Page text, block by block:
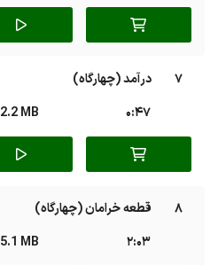
7
درآمد (چهارگاه)
0:47
2.2 MB
8
قطعه خرامان (چهارگاه)
2:03
5.1 MB